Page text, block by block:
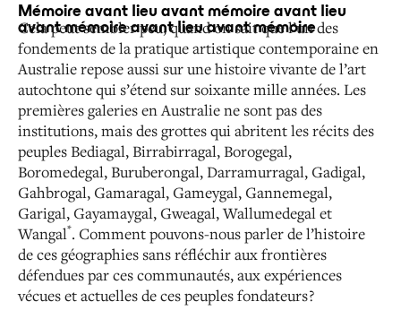
Mémoire avant lieu avant mémoire avant lieu
avant mémoire avant lieu avant mémoire
Cela peut sembler peu, quand on sait que l’un des
fondementsde la pratique artistique contemporaine en
Australie reposeaussi sur une histoire vivante de l’art
autochtone qui s’étendsur soixante mille années. Les
premières galeries en Australiene sont pas des
institutions, mais des grottes qui abritentles récits des
peuples Bediagal, Birrabirragal, Borogegal,
Boromedegal, Buruberongal, Darramurragal, Gadigal,
Gahbrogal, Gamaragal, Gameygal, Gannemegal,
Garigal, Gayamaygal, Gweagal, Wallumedegal et
Wangal*. Commentpouvons-nous parler de l’histoire
de ces géographies sansréfléchir aux frontières
défendues par ces communautés,aux expériences
vécues et actuelles de ces peuples fondateurs ?